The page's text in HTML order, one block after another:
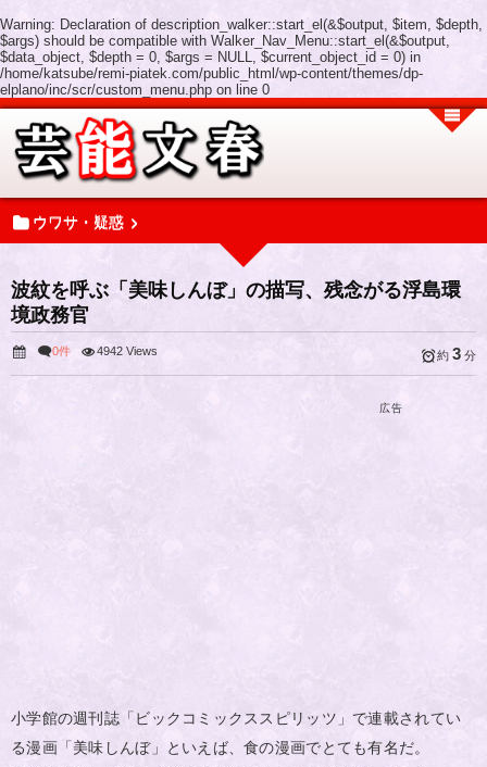
Warning: Declaration of description_walker::start_el(&$output, $item, $depth,
$args) should be compatible with Walker_Nav_Menu::start_el(&$output,
$data_object, $depth = 0, $args = NULL, $current_object_id = 0) in
/home/katsube/remi-piatek.com/public_html/wp-content/themes/dp-
elplano/inc/scr/custom_menu.php on line 0
ウワサ・疑惑
波紋を呼ぶ「美味しんぼ」の描写、残念がる浮島環
境政務官
0件 4942 Views 約 3 分
広告
小学館の週刊誌「ビックコミックススピリッツ」で連載されてい
る漫画「美味しんぼ」といえば、食の漫画でとても有名だ。